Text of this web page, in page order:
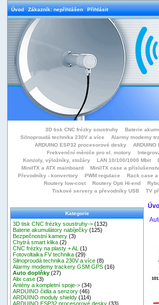
Úvod Zákazník: nepřihlášen Přihlásit
3D tisk CNC frézky soustruhy Baterie
Silnoproudá technika 230V a více
Alarmy modemy
ARDUINO ESP32 procesorové desky
ARDUINO
Frekvenční měniče pro el. motory
Konzoly, výložníky, stožáry
LAN 10/100/1000 Mbit
MiniITX a ATX mainboard
MiniITX case a
Převodníky - konvertory
PWM regulace Rack case
Routery low-cost
Routery Opti Hi-end
Tiskové servery a převodníky USB
TV
Kategorie
3D tisk CNC frézky soustruhy-> (132)
Baterie akumulátory nabíječky (125)
Bezpečnostní kamery (3)
Chytrá smart klika (2)
CNC frézky na plasty + AL
(1)
Fotovoltaika FV technika (29)
Silnoproudá technika 230V a více (8)
Alarmy modemy trackery GSM GPS (16)
Auto doplňky (27)
Alix case (3)
Antény a kompletní spoje-> (34)
ARDUINO čidla a senzory (46)
ARDUINO moduly shieldy (114)
ARDUINO ESP32 procesorové desky (33)